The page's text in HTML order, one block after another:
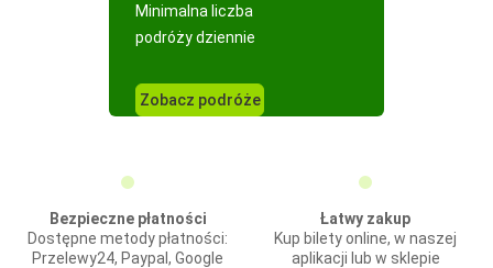
Minimalna liczba
podróży dziennie
Zobacz podróże
Bezpieczne płatności
Dostępne metody płatności:
Przelewy24, Paypal, Google
Łatwy zakup
Kup bilety online, w naszej
aplikacji lub w sklepie